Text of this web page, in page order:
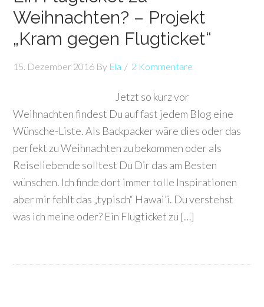
Weihnachten? – Projekt
„Kram gegen Flugticket“
15. Dezember 2016 By Ela 2 Kommentare
Jetzt so kurz vor
Weihnachten findest Du auf fast jedem Blog eine
Wünsche-Liste. Als Backpacker wäre dies oder das
perfekt zu Weihnachten zu bekommen oder als
Reiseliebende solltest Du Dir das am Besten
wünschen. Ich finde dort immer tolle Inspirationen
aber mir fehlt das „typisch“ Hawai’i. Du verstehst
was ich meine oder? Ein Flugticket zu […]